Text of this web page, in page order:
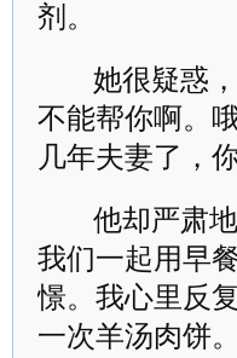
剂。
她很疑惑
不能帮你啊。
几年夫妻了，
他却严肃
我们一起用早
憬。我心里反
一次羊汤肉饼